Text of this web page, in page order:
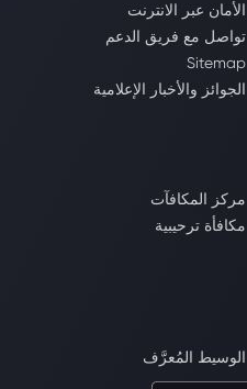
الأمان عبر الانترنت
تواصل مع فريق الدعم
Sitemap
الجوائز والأخبار الإعلامية
مركز المكافآت
مكافأة ترحيبية
الوسيط المُعرَّف